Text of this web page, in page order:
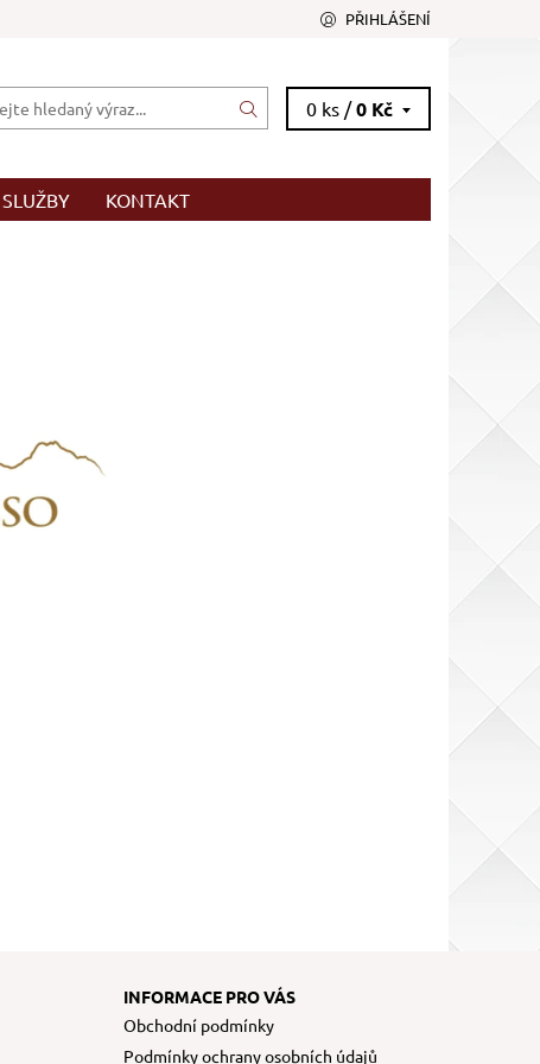
PŘIHLÁŠENÍ
0 ks /0 Kč
SLUŽBY KONTAKT
INFORMACE PRO VÁS
Obchodní podmínky
Podmínky ochrany osobních údajů